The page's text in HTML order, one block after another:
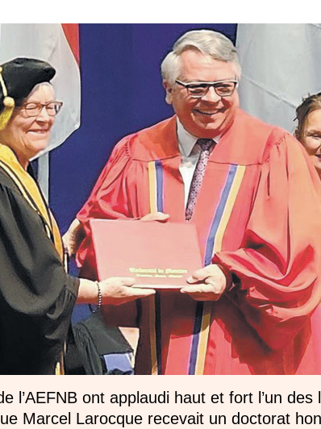
l’AEFNB ont applaudi haut et fort l’un
Marcel Larocque recevait un doctorat